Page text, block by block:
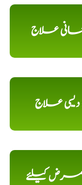
علاج
دیسی علاج
مرض کیلئے